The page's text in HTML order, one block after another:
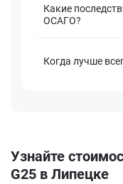
Какие
ОСАГО?
Когда лучше
Узнайте
G25 в Липецке